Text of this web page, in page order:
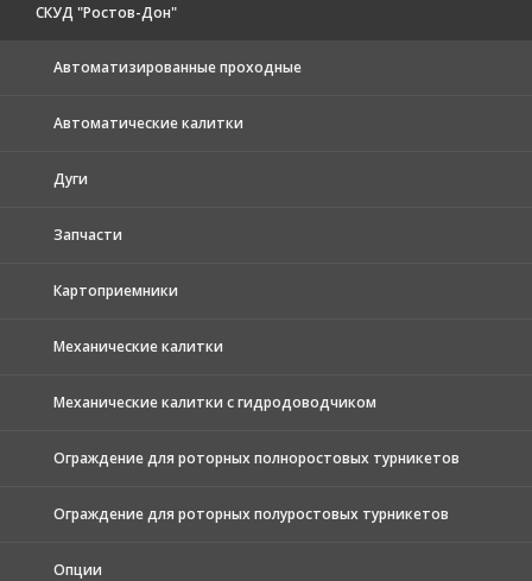
СКУД "Ростов-Дон"
Автоматизированные проходные
Автоматические калитки
Дуги
Запчасти
Картоприемники
Механические калитки
Механические калитки с гидродоводчиком
Ограждение для роторных полноростовых турникетов
Ограждение для роторных полуростовых турникетов
Опции